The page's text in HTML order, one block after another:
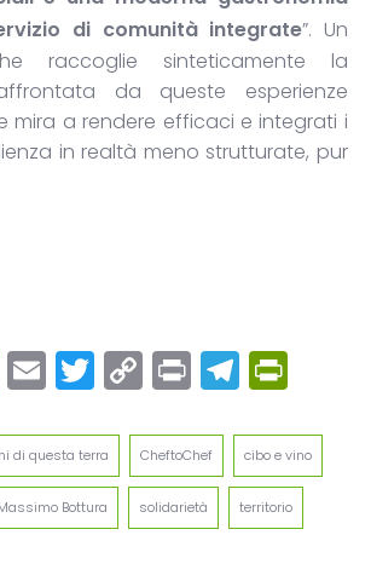
di comunità integrate”. Un
raccoglie sinteticamente la
da queste esperienze
mira a rendere efficaci e integrati i
in realtà meno strutturate, pur
WhatsApp
EmailTwitter
Copy
Link
Print
di questa terra CheftoChef cibo e vino
Bottura solidarietà territorio